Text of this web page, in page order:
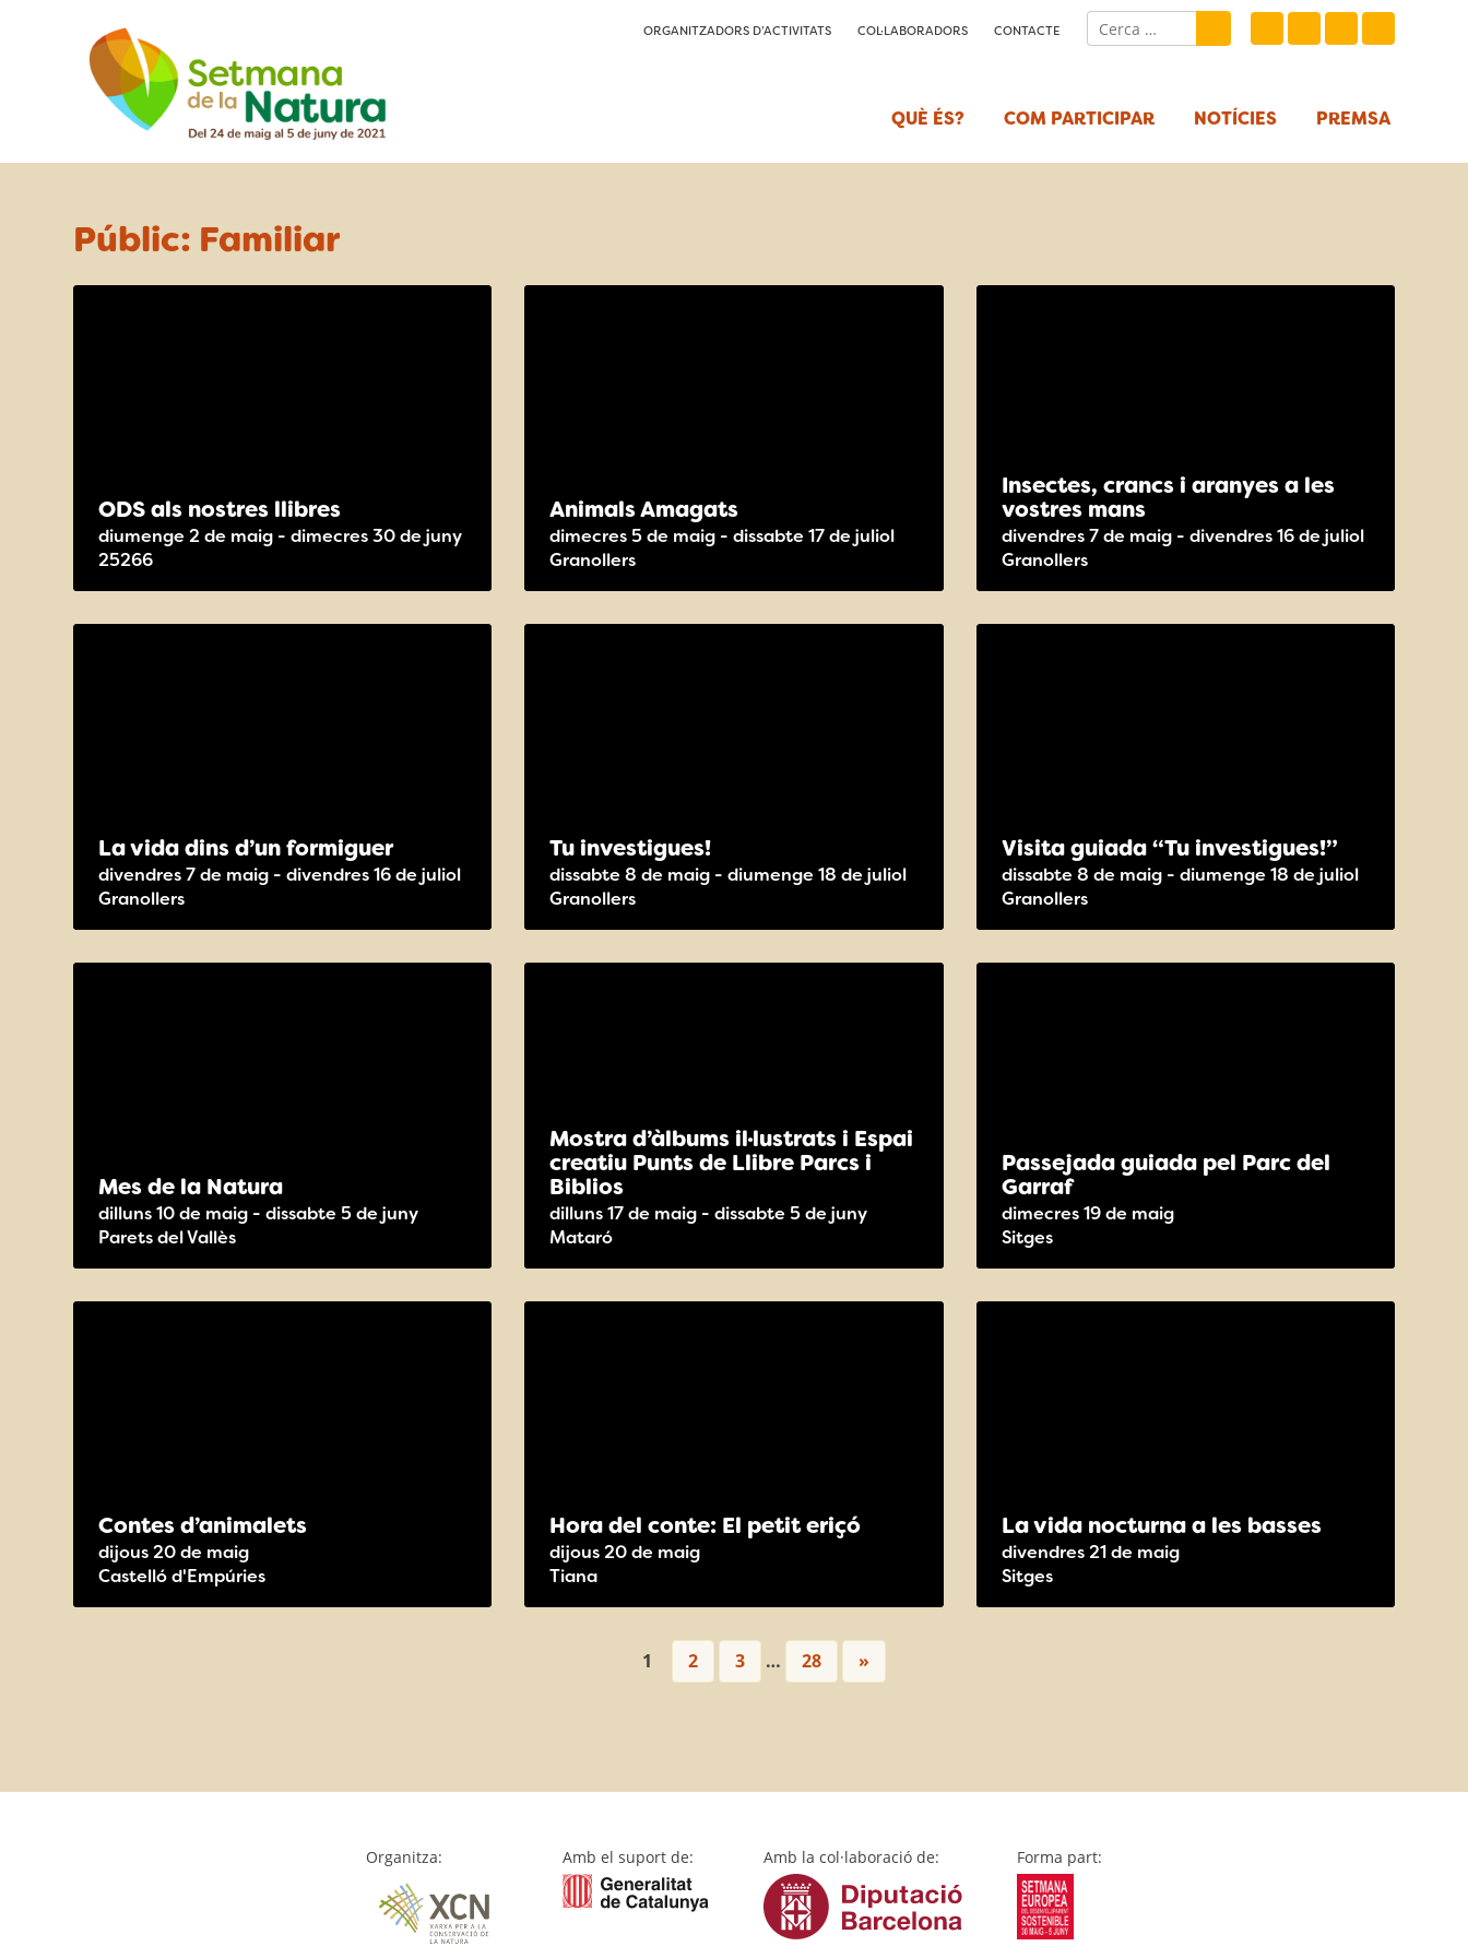
ORGANITZADORS D’ACTIVITATS COL·LABORADORS CONTACTE
QUÈ ÉS? COM PARTICIPAR NOTÍCIES PREMSA
Públic: Familiar
ODS als nostres llibres
diumenge 2 de maig - dimecres 30 de juny
25266
Animals Amagats
dimecres 5 de maig - dissabte 17 de juliol
Granollers
Insectes, crancs i aranyes a les
vostres mans
divendres 7 de maig - divendres 16 de juliol
Granollers
La vida dins d’un formiguer
divendres 7 de maig - divendres 16 de juliol
Granollers
Tu investigues!
dissabte 8 de maig - diumenge 18 de juliol
Granollers
Visita guiada “Tu investigues!”
dissabte 8 de maig - diumenge 18 de juliol
Granollers
Mes de la Natura
dilluns 10 de maig - dissabte 5 de juny
Parets del Vallès
Mostra d’àlbums il·lustrats i Espai
creatiu Punts de Llibre Parcs i
Biblios
dilluns 17 de maig - dissabte 5 de juny
Mataró
Passejada guiada pel Parc del
Garraf
dimecres 19 de maig
Sitges
Contes d’animalets
dijous 20 de maig
Castelló d'Empúries
Hora del conte: El petit eriçó
dijous 20 de maig
Tiana
La vida nocturna a les basses
divendres 21 de maig
Sitges
1 2 3 … 28 »
Organitza: Amb el suport de: Amb la col·laboració de: Forma part: